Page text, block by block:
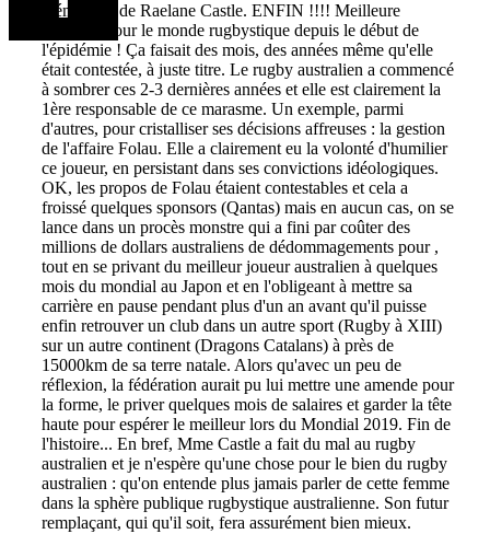
Démission de Raelane Castle. ENFIN !!!! Meilleure
nouvelle pour le monde rugbystique depuis le début de
l'épidémie ! Ça faisait des mois, des années même qu'elle
était contestée, à juste titre. Le rugby australien a commencé
à sombrer ces 2-3 dernières années et elle est clairement la
1ère responsable de ce marasme. Un exemple, parmi
d'autres, pour cristalliser ses décisions affreuses : la gestion
de l'affaire Folau. Elle a clairement eu la volonté d'humilier
ce joueur, en persistant dans ses convictions idéologiques.
OK, les propos de Folau étaient contestables et cela a
froissé quelques sponsors (Qantas) mais en aucun cas, on se
lance dans un procès monstre qui a fini par coûter des
millions de dollars australiens de dédommagements pour ,
tout en se privant du meilleur joueur australien à quelques
mois du mondial au Japon et en l'obligeant à mettre sa
carrière en pause pendant plus d'un an avant qu'il puisse
enfin retrouver un club dans un autre sport (Rugby à XIII)
sur un autre continent (Dragons Catalans) à près de
15000km de sa terre natale. Alors qu'avec un peu de
réflexion, la fédération aurait pu lui mettre une amende pour
la forme, le priver quelques mois de salaires et garder la tête
haute pour espérer le meilleur lors du Mondial 2019. Fin de
l'histoire... En bref, Mme Castle a fait du mal au rugby
australien et je n'espère qu'une chose pour le bien du rugby
australien : qu'on entende plus jamais parler de cette femme
dans la sphère publique rugbystique australienne. Son futur
remplaçant, qui qu'il soit, fera assurément bien mieux.